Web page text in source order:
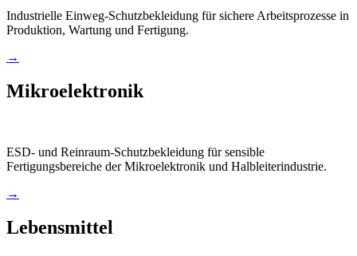
Industrielle Einweg-Schutzbekleidung für sichere Arbeitsprozesse in
Produktion, Wartung und Fertigung.
→
Mikroelektronik
ESD- und Reinraum-Schutzbekleidung für sensible
Fertigungsbereiche der Mikroelektronik und Halbleiterindustrie.
→
Lebensmittel